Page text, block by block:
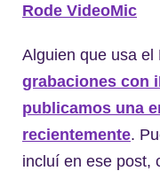
Rode VideoMic
Alguien que usa el
grabaciones con
publicamos una
recientemente.
incluí en ese post,